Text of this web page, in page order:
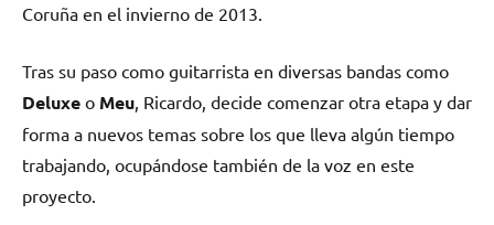
Coruña en el invierno de 2013.
Tras su paso como guitarrista en diversas bandas como
Deluxe o Meu , Ricardo, decide comenzar otra etapa y dar
forma a nuevos temas sobre los que lleva algún tiempo
trabajando, ocupándose también de la voz en este
proyecto.